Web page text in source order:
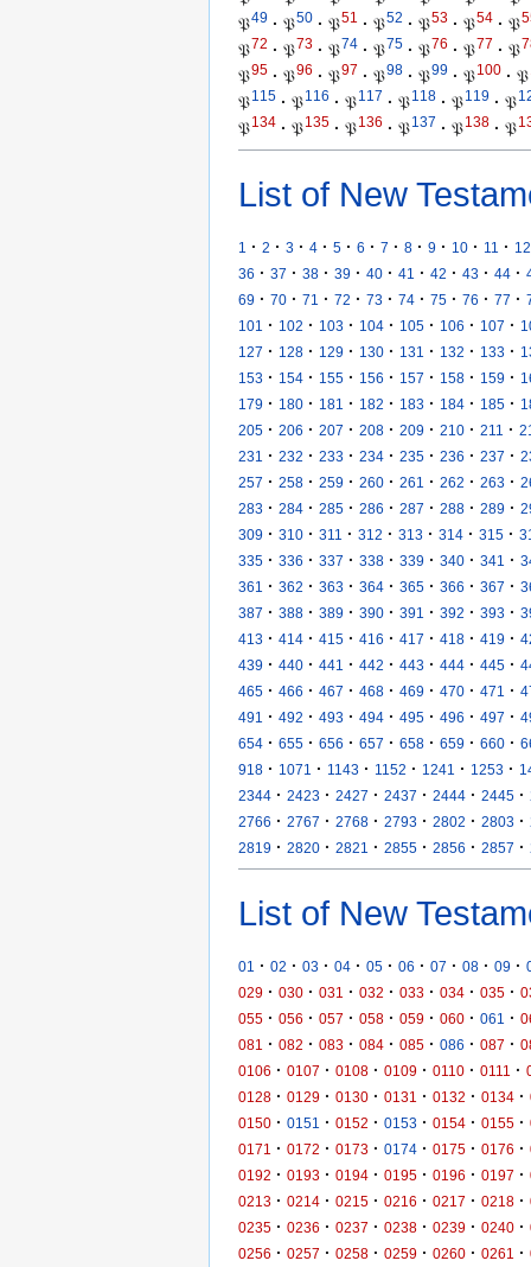
𝔓49 · 𝔓50 · 𝔓51 · 𝔓52 · 𝔓53 · 𝔓54 · 𝔓
𝔓72 · 𝔓73 · 𝔓74 · 𝔓75 · 𝔓76 · 𝔓77 · 𝔓
𝔓95 · 𝔓96 · 𝔓97 · 𝔓98 · 𝔓99 · 𝔓100 · 𝔓
𝔓115 · 𝔓116 · 𝔓117 · 𝔓118 · 𝔓119 · 𝔓
𝔓134 · 𝔓135 · 𝔓136 · 𝔓137 · 𝔓138 · 𝔓
List of New
1 · 2 · 3 · 4 · 5 · 6 · 7 · 8 · 9 · 10 · 11 · 12
36 · 37 · 38 · 39 · 40 · 41 · 42 · 43 · 44 ·
69 · 70 · 71 · 72 · 73 · 74 · 75 · 76 · 77 ·
101
· 102 · 103 · 104 · 105 · 106 · 107 ·
127 · 128 · 129 · 130 · 131 · 132 · 133 ·
153 · 154 · 155 · 156 · 157 · 158 · 159 ·
179 · 180 · 181 · 182 · 183 · 184 · 185 ·
205 · 206 · 207 · 208 · 209 · 210 · 211 ·
231
· 232 · 233 · 234 · 235 · 236 · 237 ·
257 · 258 · 259 · 260 · 261 · 262 · 263 ·
283 · 284 · 285 · 286 · 287 · 288 · 289 ·
309 · 310 · 311 · 312 · 313 · 314 · 315 ·
335 · 336 · 337 · 338 · 339 · 340 · 341 ·
361
· 362 · 363 · 364 · 365 · 366 · 367 ·
387 · 388 · 389 · 390 · 391 · 392 · 393 ·
413 · 414 · 415 · 416 · 417 · 418 · 419 ·
439 · 440 · 441 · 442 · 443 · 444 · 445 ·
465 · 466 · 467 · 468 · 469 · 470 · 471 ·
491
· 492 · 493 · 494 · 495 · 496 · 497 ·
654 · 655 · 656 · 657 · 658 · 659 · 660 ·
918 · 1071 · 1143 · 1152 · 1241 · 1253 ·
2344 · 2423 · 2427 · 2437 · 2444 · 2445 ·
2766 · 2767 · 2768 · 2793 · 2802 · 2803 ·
2819 · 2820 · 2821 · 2855 · 2856 · 2857 ·
List of New
01 · 02 · 03 · 04 · 05 · 06 · 07 · 08 · 09 ·
029 · 030 · 031 · 032 · 033 · 034 · 035 ·
055 · 056 · 057 · 058 · 059 · 060 · 061 ·
081
· 082 · 083 · 084 · 085 · 086 · 087 ·
0106 · 0107 · 0108 · 0109 · 0110 · 0111 ·
0128 · 0129 · 0130 · 0131 · 0132 · 0134 ·
0150 · 0151 · 0152 · 0153 · 0154 · 0155 ·
0171
· 0172 · 0173 · 0174 · 0175 · 0176 ·
0192 · 0193 · 0194 · 0195 · 0196 · 0197 ·
0213 · 0214 · 0215 · 0216 · 0217 · 0218 ·
0235 · 0236 · 0237 · 0238 · 0239 · 0240 ·
0256 · 0257 · 0258 · 0259 · 0260 · 0261 ·